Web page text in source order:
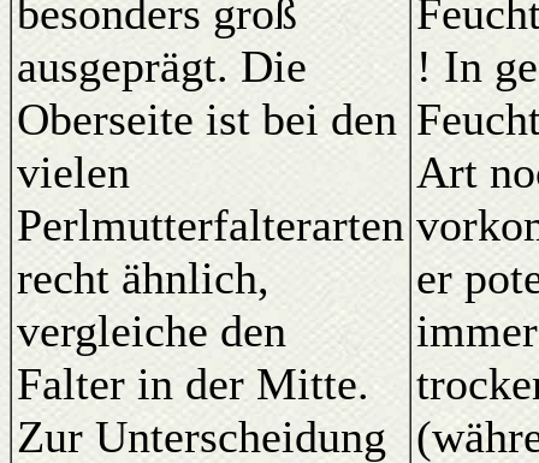
besonders groß
ausgeprägt. Die
Oberseite ist bei den
vielen
Perlmutterfalterarten
recht ähnlich,
vergleiche den
Falter in der Mitte.
Zur Unterscheidung
! In
Art
er